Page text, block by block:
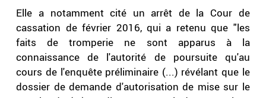
Elle a notamment cité un arrêt de la Cour de
cassation de février 2016, qui a retenu que "les
faits de tromperie ne sont apparus à la
connaissance de l'autorité de poursuite qu'au
cours de l'enquête préliminaire (...) révélant que le
dossier de demande d'autorisation de mise sur le